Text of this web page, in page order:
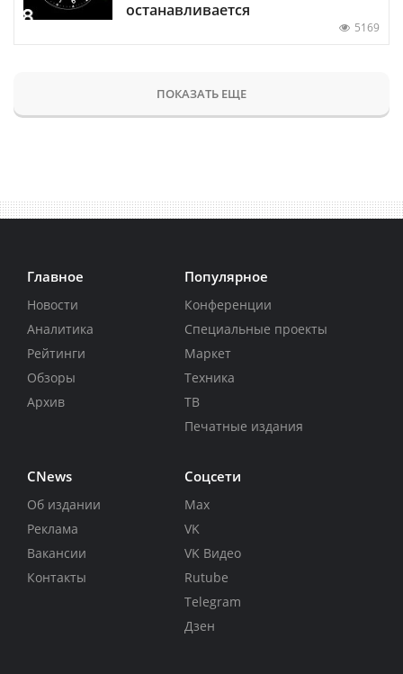
останавливается
5169
ПОКАЗАТЬ ЕЩЕ
Главное
Новости
Аналитика
Рейтинги
Обзоры
Архив
Популярное
Конференции
Специальные проекты
Маркет
Техника
ТВ
Печатные издания
CNews
Об издании
Реклама
Вакансии
Контакты
Соцсети
Max
VK
VK Видео
Rutube
Telegram
Дзен